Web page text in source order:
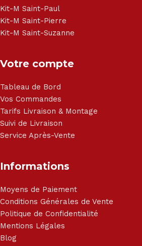
Kit-M Saint-Paul
Kit-M Saint-Pierre
Kit-M Saint-Suzanne
Votre compte
Tableau de Bord
Vos Commandes
Tarifs Livraison & Montage
Suivi de Livraison
Service Après-Vente
Informations
Moyens de Paiement
Conditions Générales de Vente
Politique de Confidentialité
Mentions Légales
Blog